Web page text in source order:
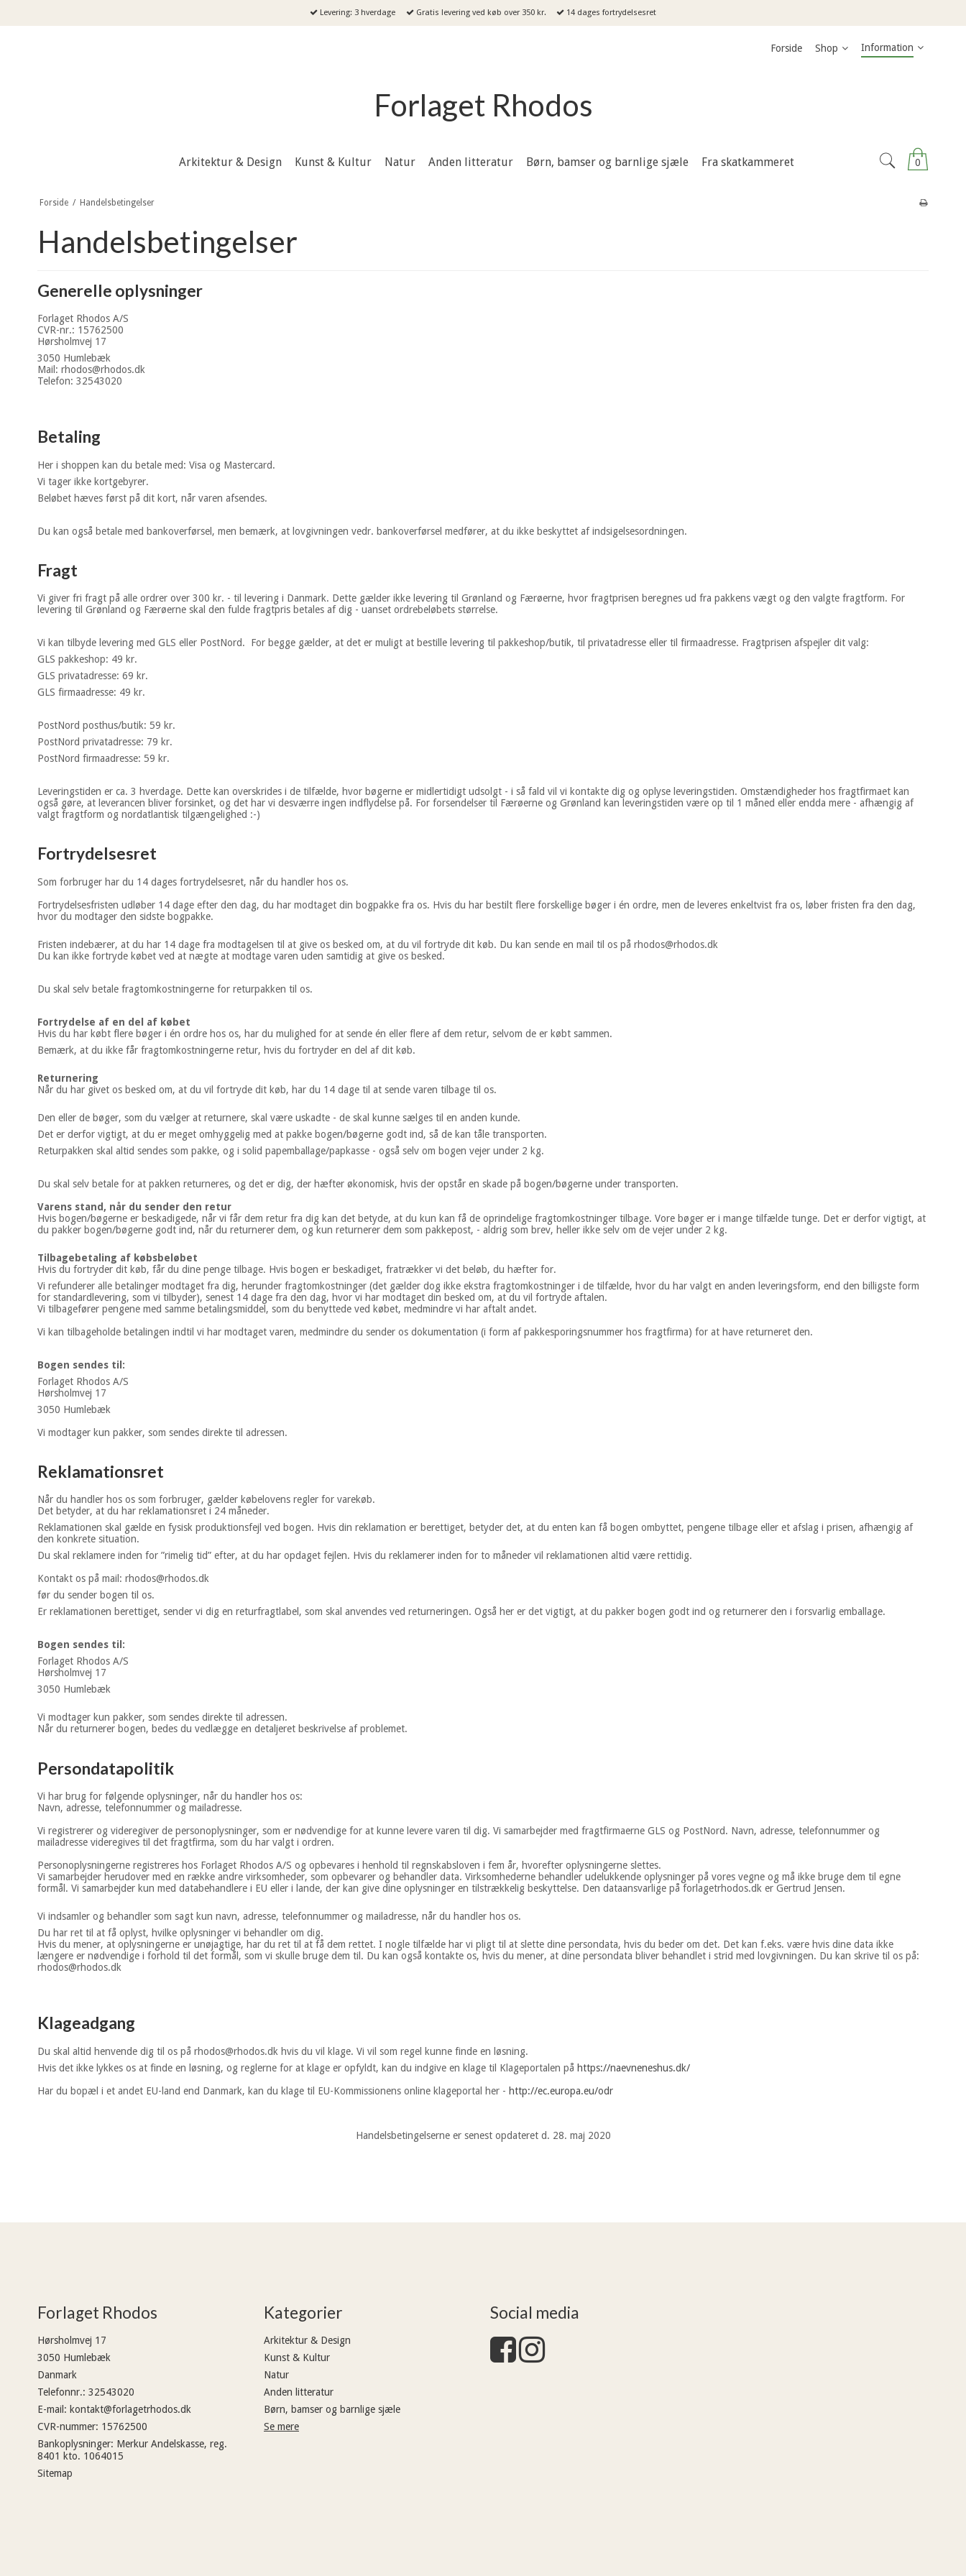
Levering: 3 hverdage Gratis levering ved køb over 350 kr. 14 dages fortrydelsesret
Forside Shop Information
Forlaget Rhodos
0
Arkitektur & Design Kunst & Kultur Natur Anden litteratur Børn, bamser og barnlige sjæle Fra skatkammeret
Forside / Handelsbetingelser
Handelsbetingelser
Generelle oplysninger
Forlaget Rhodos A/S
CVR-nr.: 15762500
Hørsholmvej 17
3050 Humlebæk
Mail: rhodos@rhodos.dk
Telefon: 32543020
Betaling
Her i shoppen kan du betale med: Visa og Mastercard.
Vi tager ikke kortgebyrer.
Beløbet hæves først på dit kort, når varen afsendes.
Du kan også betale med bankoverførsel, men bemærk, at lovgivningen vedr. bankoverførsel medfører, at du ikke beskyttet af indsigelsesordningen.
Fragt
Vi giver fri fragt på alle ordrer over 300 kr. - til levering i Danmark. Dette gælder ikke levering til Grønland og Færøerne, hvor fragtprisen beregnes ud fra pakkens vægt og den valgte fragtform. For
levering til Grønland og Færøerne skal den fulde fragtpris betales af dig - uanset ordrebeløbets størrelse.
Vi kan tilbyde levering med GLS eller PostNord. For begge gælder, at det er muligt at bestille levering til pakkeshop/butik, til privatadresse eller til firmaadresse. Fragtprisen afspejler dit valg:
GLS pakkeshop: 49 kr.
GLS privatadresse: 69 kr.
GLS firmaadresse: 49 kr.
PostNord posthus/butik: 59 kr.
PostNord privatadresse: 79 kr.
PostNord firmaadresse: 59 kr.
Leveringstiden er ca. 3 hverdage. Dette kan overskrides i de tilfælde, hvor bøgerne er midlertidigt udsolgt - i så fald vil vi kontakte dig og oplyse leveringstiden. Omstændigheder hos fragtfirmaet kan
også gøre, at leverancen bliver forsinket, og det har vi desværre ingen indflydelse på. For forsendelser til Færøerne og Grønland kan leveringstiden være op til 1 måned eller endda mere - afhængig af
valgt fragtform og nordatlantisk tilgængelighed :-)
Fortrydelsesret
Som forbruger har du 14 dages fortrydelsesret, når du handler hos os.
Fortrydelsesfristen udløber 14 dage efter den dag, du har modtaget din bogpakke fra os. Hvis du har bestilt flere forskellige bøger i én ordre, men de leveres enkeltvist fra os, løber fristen fra den dag,
hvor du modtager den sidste bogpakke.
Fristen indebærer, at du har 14 dage fra modtagelsen til at give os besked om, at du vil fortryde dit køb. Du kan sende en mail til os på rhodos@rhodos.dk
Du kan ikke fortryde købet ved at nægte at modtage varen uden samtidig at give os besked.
Du skal selv betale fragtomkostningerne for returpakken til os.
Fortrydelse af en del af købet
Hvis du har købt flere bøger i én ordre hos os, har du mulighed for at sende én eller flere af dem retur, selvom de er købt sammen.
Bemærk, at du ikke får fragtomkostningerne retur, hvis du fortryder en del af dit køb.
Returnering
Når du har givet os besked om, at du vil fortryde dit køb, har du 14 dage til at sende varen tilbage til os.
Den eller de bøger, som du vælger at returnere, skal være uskadte - de skal kunne sælges til en anden kunde.
Det er derfor vigtigt, at du er meget omhyggelig med at pakke bogen/bøgerne godt ind, så de kan tåle transporten.
Returpakken skal altid sendes som pakke, og i solid papemballage/papkasse - også selv om bogen vejer under 2 kg.
Du skal selv betale for at pakken returneres, og det er dig, der hæfter økonomisk, hvis der opstår en skade på bogen/bøgerne under transporten.
Varens stand, når du sender den retur
Hvis bogen/bøgerne er beskadigede, når vi får dem retur fra dig kan det betyde, at du kun kan få de oprindelige fragtomkostninger tilbage. Vore bøger er i mange tilfælde tunge. Det er derfor vigtigt, at
du pakker bogen/bøgerne godt ind, når du returnerer dem, og kun returnerer dem som pakkepost, - aldrig som brev, heller ikke selv om de vejer under 2 kg.
Tilbagebetaling af købsbeløbet
Hvis du fortryder dit køb, får du dine penge tilbage. Hvis bogen er beskadiget, fratrækker vi det beløb, du hæfter for.
Vi refunderer alle betalinger modtaget fra dig, herunder fragtomkostninger (det gælder dog ikke ekstra fragtomkostninger i de tilfælde, hvor du har valgt en anden leveringsform, end den billigste form
for standardlevering, som vi tilbyder), senest 14 dage fra den dag, hvor vi har modtaget din besked om, at du vil fortryde aftalen.
Vi tilbagefører pengene med samme betalingsmiddel, som du benyttede ved købet, medmindre vi har aftalt andet.
Vi kan tilbageholde betalingen indtil vi har modtaget varen, medmindre du sender os dokumentation (i form af pakkesporingsnummer hos fragtfirma) for at have returneret den.
Bogen sendes til:
Forlaget Rhodos A/S
Hørsholmvej 17
3050 Humlebæk
Vi modtager kun pakker, som sendes direkte til adressen.
Reklamationsret
Når du handler hos os som forbruger, gælder købelovens regler for varekøb.
Det betyder, at du har reklamationsret i 24 måneder.
Reklamationen skal gælde en fysisk produktionsfejl ved bogen. Hvis din reklamation er berettiget, betyder det, at du enten kan få bogen ombyttet, pengene tilbage eller et afslag i prisen, afhængig af
den konkrete situation.
Du skal reklamere inden for ”rimelig tid” efter, at du har opdaget fejlen. Hvis du reklamerer inden for to måneder vil reklamationen altid være rettidig.
Kontakt os på mail: rhodos@rhodos.dk
før du sender bogen til os.
Er reklamationen berettiget, sender vi dig en returfragtlabel, som skal anvendes ved returneringen. Også her er det vigtigt, at du pakker bogen godt ind og returnerer den i forsvarlig emballage.
Bogen sendes til:
Forlaget Rhodos A/S
Hørsholmvej 17
3050 Humlebæk
Vi modtager kun pakker, som sendes direkte til adressen.
Når du returnerer bogen, bedes du vedlægge en detaljeret beskrivelse af problemet.
Persondatapolitik
Vi har brug for følgende oplysninger, når du handler hos os:
Navn, adresse, telefonnummer og mailadresse.
Vi registrerer og videregiver de personoplysninger, som er nødvendige for at kunne levere varen til dig. Vi samarbejder med fragtfirmaerne GLS og PostNord. Navn, adresse, telefonnummer og
mailadresse videregives til det fragtfirma, som du har valgt i ordren.
Personoplysningerne registreres hos Forlaget Rhodos A/S og opbevares i henhold til regnskabsloven i fem år, hvorefter oplysningerne slettes.
Vi samarbejder herudover med en række andre virksomheder, som opbevarer og behandler data. Virksomhederne behandler udelukkende oplysninger på vores vegne og må ikke bruge dem til egne
formål. Vi samarbejder kun med databehandlere i EU eller i lande, der kan give dine oplysninger en tilstrækkelig beskyttelse. Den dataansvarlige på forlagetrhodos.dk er Gertrud Jensen.
Vi indsamler og behandler som sagt kun navn, adresse, telefonnummer og mailadresse, når du handler hos os.
Du har ret til at få oplyst, hvilke oplysninger vi behandler om dig.
Hvis du mener, at oplysningerne er unøjagtige, har du ret til at få dem rettet. I nogle tilfælde har vi pligt til at slette dine persondata, hvis du beder om det. Det kan f.eks. være hvis dine data ikke
længere er nødvendige i forhold til det formål, som vi skulle bruge dem til. Du kan også kontakte os, hvis du mener, at dine persondata bliver behandlet i strid med lovgivningen. Du kan skrive til os på:
rhodos@rhodos.dk
Klageadgang
Du skal altid henvende dig til os på rhodos@rhodos.dk hvis du vil klage. Vi vil som regel kunne finde en løsning.
Hvis det ikke lykkes os at finde en løsning, og reglerne for at klage er opfyldt, kan du indgive en klage til Klageportalen på https://naevneneshus.dk/
Har du bopæl i et andet EU-land end Danmark, kan du klage til EU-Kommissionens online klageportal her - http://ec.europa.eu/odr
Handelsbetingelserne er senest opdateret d. 28. maj 2020
Forlaget Rhodos
Hørsholmvej 17
3050 Humlebæk
Danmark
Telefonnr.: 32543020
E-mail : kontakt@forlagetrhodos.dk
CVR-nummer: 15762500
Bankoplysninger: Merkur Andelskasse, reg.
8401 kto. 1064015
Sitemap
Kategorier
Arkitektur & Design
Kunst & Kultur
Natur
Anden litteratur
Børn, bamser og barnlige sjæle
Se mere
Social media